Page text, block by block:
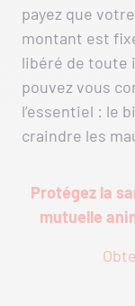
payez que
montant est
libéré de toute
pouvez vous
l’essentiel : le
craindre les
Protégez la
mutuelle